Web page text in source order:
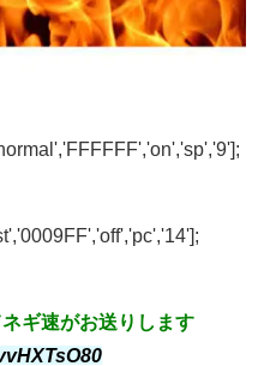
ギ速がお送りします